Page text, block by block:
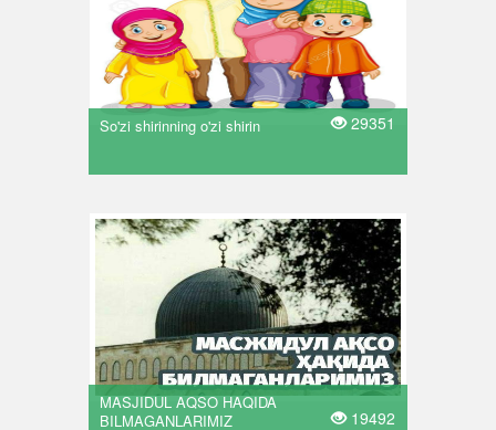
So'zi shirinning o'zi shirin 29351
MASJIDUL AQSO HAQIDA
BILMAGANLARIMIZ
19492